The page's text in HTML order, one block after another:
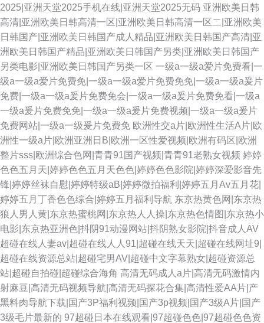
2025|亚洲天堂2025手机在线|亚洲天堂2025无码 亚洲欧美日韩
高清|亚洲欧美日韩高清一区|亚洲欧美日韩高清一区二|亚洲欧美
日韩国产|亚洲欧美日韩国产成人精品|亚洲欧美日韩国产高清|亚
洲欧美日韩国产精品|亚洲欧美日韩国产另类|亚洲欧美日韩国产
另类电影|亚洲欧美日韩国产另类一区 一级a一级a爱片免费看|一
级a一级a爱片免费免|一级a一级a爱片免费免免|一级a一级a爰片
免费|一级a一级a爰片免费免会|一级a一级a爰片免费免看|一级a
一级a爰片免费免免|一级a一级a爰片免费视频|一级a一级a爰片
免费网站|一级a一级爰片免费免 欧洲性交a片|欧洲性生活A片|欧
洲性一级a片|欧洲亚洲日B|欧洲一区性爱视频|欧洲有码区|欧洲
整片sss|欧洲综合色网|青青91国产视频|青青91老熟女视频 婷婷
色色五月天|婷婷色色五月天色色|婷婷色色影院|婷婷深爱影音先
锋|婷婷丝袜自慰|婷婷特级aB|婷婷微拍福利|婷婷五月Av五月花|
婷婷五月丁香色色综合|婷婷五月福利导航 东京热黄色网|东京热
狼人男人黄|东京热蜜桃网|东京热人人操|东京热色情图|东京热小
电影|东京热亚洲色|抖阴91动漫网站|抖阴熟女影院|抖音成人AV
超碰在线人妻av|超碰在线人人91|超碰在线天天|超碰在线网址9|
超碰在线资源总站|超碰宅男AV|超碰中文字幕熟女|超碰资源总
站|超碰自拍碰|超碰综合海角 高清无码成人a片|高清无码激情内
射麻豆|高清无码视频导航|高清无码探花合集|高清性爱AA片|产
黑料肉导航下载|国产3P福利视频|国产3p视频|国产3级A片|国产
3级毛片最新的 97超碰日本在线观看|97超碰色色|97超碰色色资